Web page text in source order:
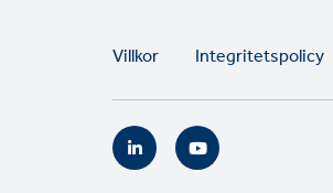
Legal
Villkor Integritetspolicy
Social
links